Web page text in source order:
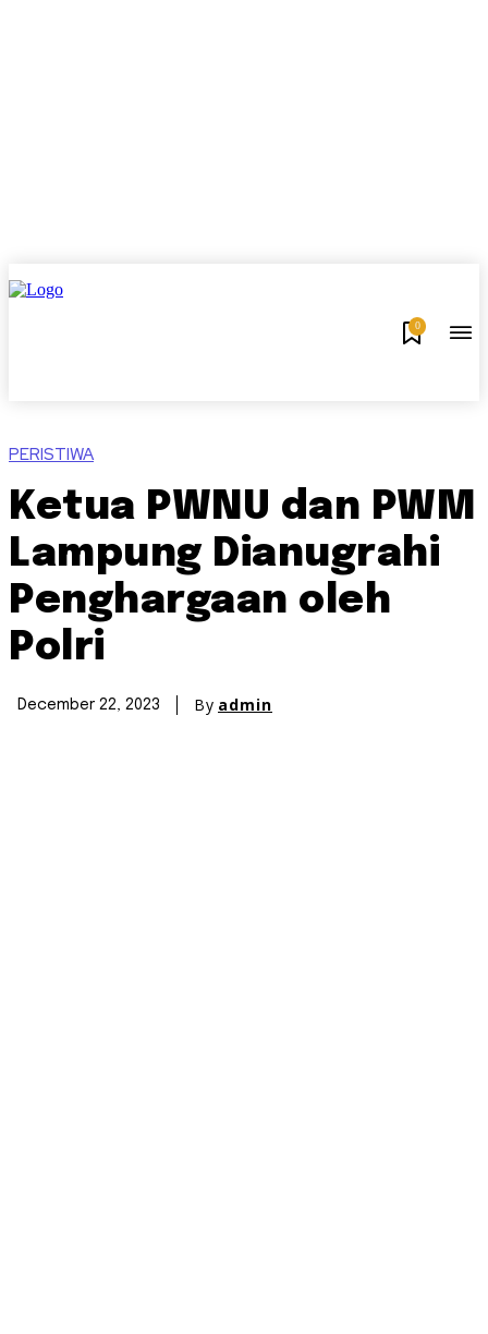
0
PERISTIWA
Ketua PWNU dan PWM
Lampung Dianugrahi
Penghargaan oleh
Polri
December 22, 2023 By admin